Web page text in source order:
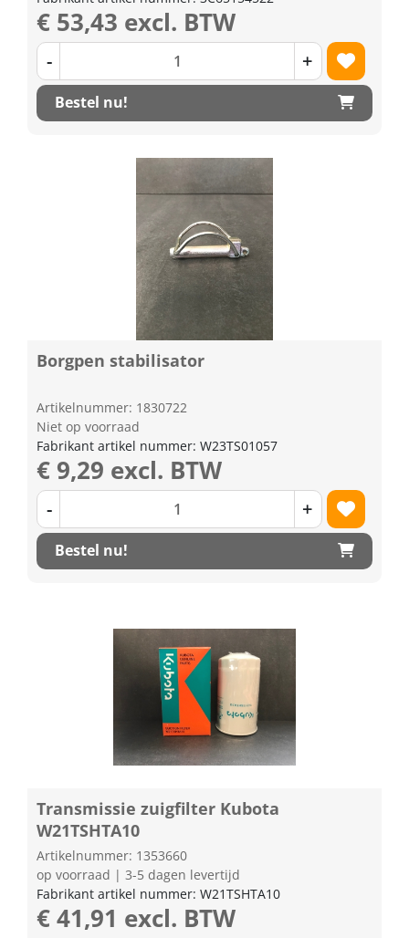
€ 53,43 excl. BTW
- +
Bestel nu!
Borgpen stabilisator
Artikelnummer: 1830722
Niet op voorraad
Fabrikant artikel nummer: W23TS01057
€ 9,29 excl. BTW
- +
Bestel nu!
Transmissie zuigfilter Kubota
W21TSHTA10
Artikelnummer: 1353660
op voorraad | 3-5 dagen levertijd
Fabrikant artikel nummer: W21TSHTA10
€ 41,91 excl. BTW